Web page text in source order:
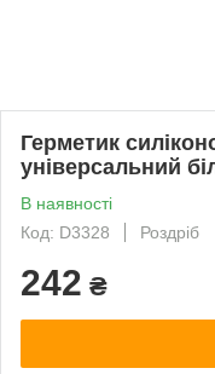
Герметик
універсальний
В наявності
Код: D3328
Роздріб
242 ₴